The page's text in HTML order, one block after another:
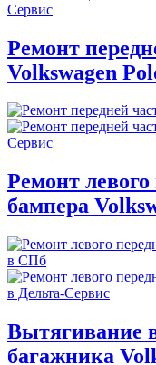
Ремонт
Volkswagen
Ремонт
бампера
Вытягивание
багажника